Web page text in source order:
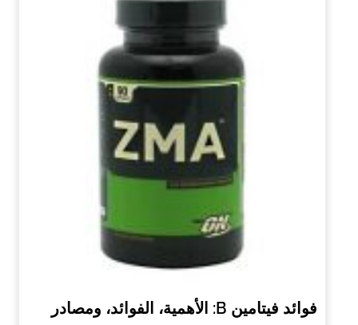
فوائد فيتامين B: الأهمية، الفوائد، ومصادر